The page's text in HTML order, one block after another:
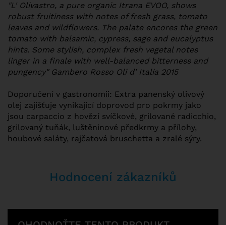
"L' Olivastro, a pure organic Itrana EVOO, shows
robust fruitiness with notes of fresh grass, tomato
leaves and wildflowers. The palate encores the green
tomato with balsamic, cypress, sage and eucalyptus
hints. Some stylish, complex fresh vegetal notes
linger in a finale with well-balanced bitterness and
pungency" Gambero Rosso Oli d' Italia 2015
Doporučení v gastronomii: Extra panenský olivový
olej zajišťuje vynikající doprovod pro pokrmy jako
jsou carpaccio z hovězí svíčkové, grilované radicchio,
grilovaný tuňák, luštěninové předkrmy a přílohy,
houbové saláty, rajčatová bruschetta a zralé sýry.
Hodnocení zákazníků